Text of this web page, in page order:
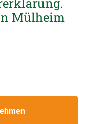
Mülheim